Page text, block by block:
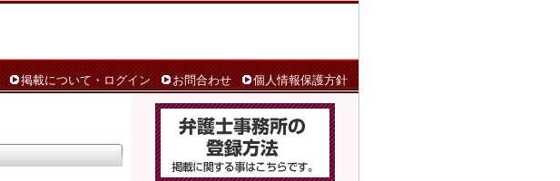
掲載について・ログイン お問合わせ 個人情報保護方針